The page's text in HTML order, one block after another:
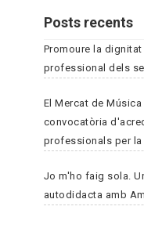
Posts recents
Promoure la
professional dels
El Mercat de
convocatòria
professionals per la
Jo m'ho faig sola.
autodidacta amb